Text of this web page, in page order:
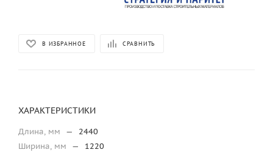
В ИЗБРАННОЕ СРАВНИТЬ
ХАРАКТЕРИСТИКИ
Длина, мм —
2440
Ширина, мм
—
1220